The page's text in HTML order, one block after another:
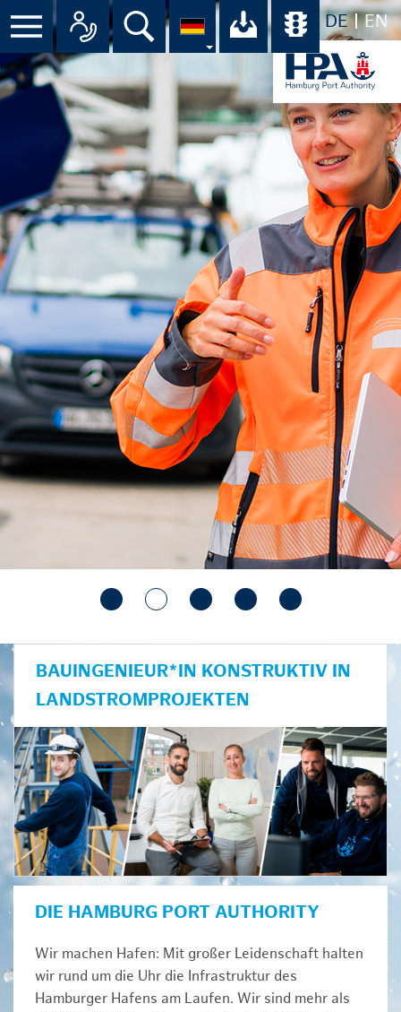
DE EN
Menü Alle Ansprechpartner im
Suche Ihr Download-
BAUINGENIEUR*IN KONSTRUKTIV IN
LANDSTROMPROJEKTEN
DIE HAMBURG PORT AUTHORITY
Wir machen Hafen: Mit großer Leidenschaft halten
wir rund um die Uhr die Infrastruktur des
Hamburger Hafens am Laufen. Wir sind mehr als